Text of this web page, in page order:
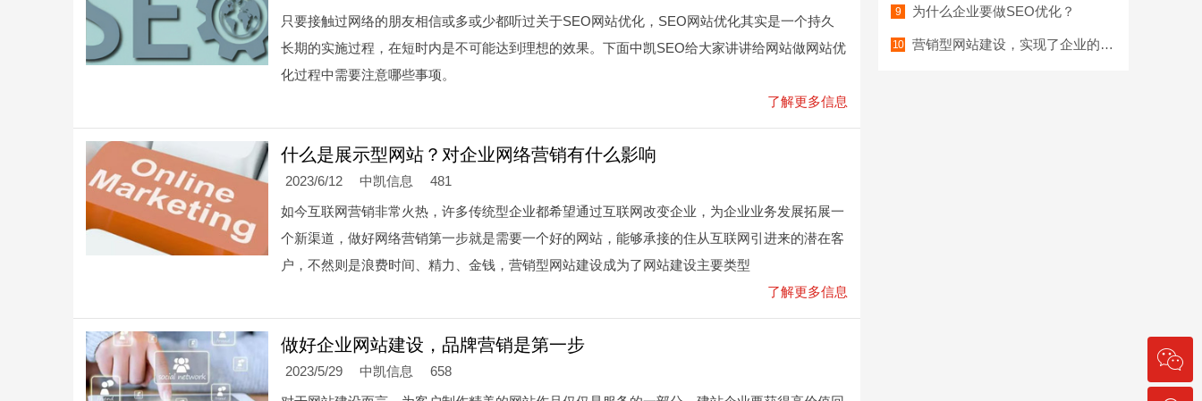
只要接触过网络的朋友相信或多或少都听过关于SEO网站优化，SEO网站优化其实是一个持久
长期的实施过程，在短时内是不可能达到理想的效果。下面中凯SEO给大家讲讲给网站做网站优
化过程中需要注意哪些事项。
了解更多信息
什么是展示型网站？对企业网络营销有什么影响
2023/6/12 中凯信息
481
如今互联网营销非常火热，许多传统型企业都希望通过互联网改变企业，为企业业务发展拓展一
个新渠道，做好网络营销第一步就是需要一个好的网站，能够承接的住从互联网引进来的潜在客
户，不然则是浪费时间、精力、金钱，营销型网站建设成为了网站建设主要类型
了解更多信息
做好企业网站建设，品牌营销是第一步
2023/5/29 中凯信息
658
为什么企业要做SEO优化？
营销型网站建设，实现了企业的优势和价值